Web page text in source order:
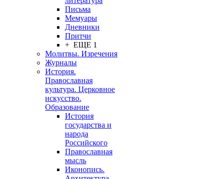
Письма
Мемуары
Дневники
Притчи
+ ЕЩЕ 1
Молитвы. Изречения
Журналы
История.
Православная
культура. Церковное
искусство.
Образование
История
государства и
народа
Российского
Православная
мысль
Иконопись.